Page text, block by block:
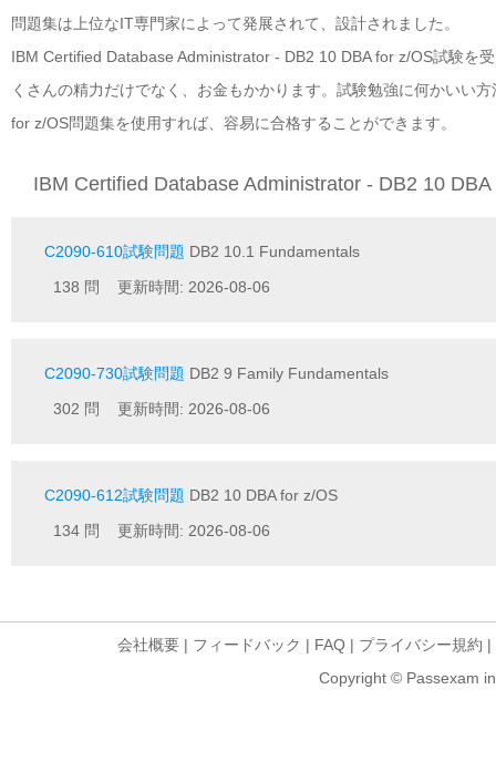
問題集は上位なIT専門家によって発展されて、設計されました。
IBM Certified Database Administrator - DB2 10 DBA for z/OS試験を
くさんの精力だけでなく、お金もかかります。試験勉強に何かいい
for z/OS問題集を使用すれば、容易に合格することができます。
IBM Certified Database Administrator - DB2 10
C2090-610試験問題 DB2 10.1 Fundamentals
138 問 更新時間: 2026-08-06
C2090-730試験問題 DB2 9 Family Fundamentals
302 問 更新時間: 2026-08-06
C2090-612試験問題 DB2 10 DBA for z/OS
134 問 更新時間: 2026-08-06
会社概要 | フィードバック | FAQ | プライバシー規約 |
Copyright © Passexam